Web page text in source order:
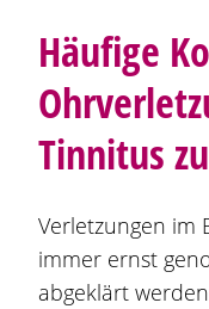
Häufige
Tinnitus
Verletzungen im
immer ernst
abgeklärt